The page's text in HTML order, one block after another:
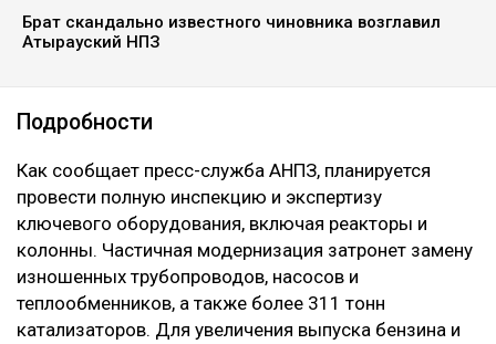
Брат скандально известного чиновника возглавил
Атырауский НПЗ
Подробности
Как сообщает пресс-служба АНПЗ, планируется
провести полную инспекцию и экспертизу
ключевого оборудования, включая реакторы и
колонны. Частичная модернизация затронет замену
изношенных трубопроводов, насосов и
теплообменников, а также более 311 тонн
катализаторов. Для увеличения выпуска бензина и